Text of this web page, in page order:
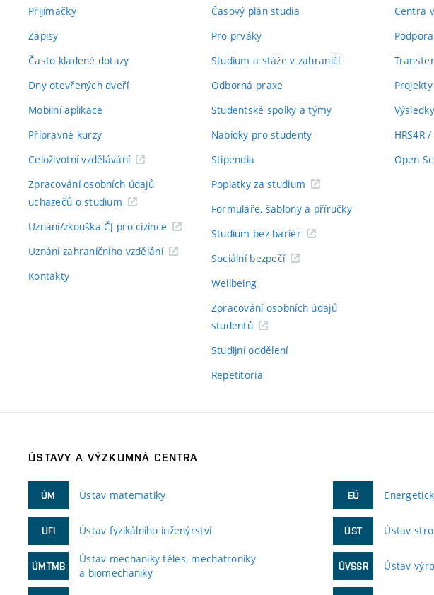
Přijímačky
Zápisy
Často kladené dotazy
Dny otevřených dveří
Mobilní aplikace
Přípravné kurzy
Celoživotní vzdělávání
Zpracování osobních údajů
uchazečů o studium
Uznání/zkouška ČJ pro cizince
Uznání zahraničního vzdělání
Kontakty
Časový plán studia
Pro prváky
Studium a stáže v zahraničí
Odborná praxe
Studentské spolky a týmy
Nabídky pro studenty
Stipendia
Poplatky za studium
Formuláře, šablony a příručky
Studium bez bariér
Sociální bezpečí
Wellbeing
Zpracování osobních údajů
studentů
Studijní oddělení
Repetitoria
Centra
Projekty
Výsledky
HRS4R
Open
ÚSTAVY A VÝZKUMNÁ CENTRA
ÚM Ústav matematiky
ÚFI Ústav fyzikálního inženýrství
ÚMTMB
Ústav mechaniky těles, mechatroniky
a biomechaniky
EÚ
ÚST Ústav
ÚVSSR Ústav